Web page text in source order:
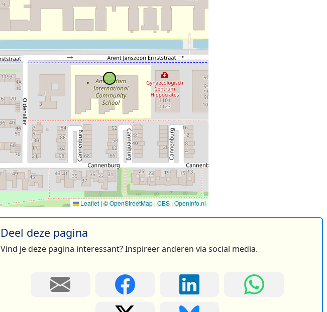
Leaflet | ©OpenStreetMap | CBS | OpenInfo.nl
Deel deze pagina
Vind je deze pagina interessant? Inspireer anderen via social media.